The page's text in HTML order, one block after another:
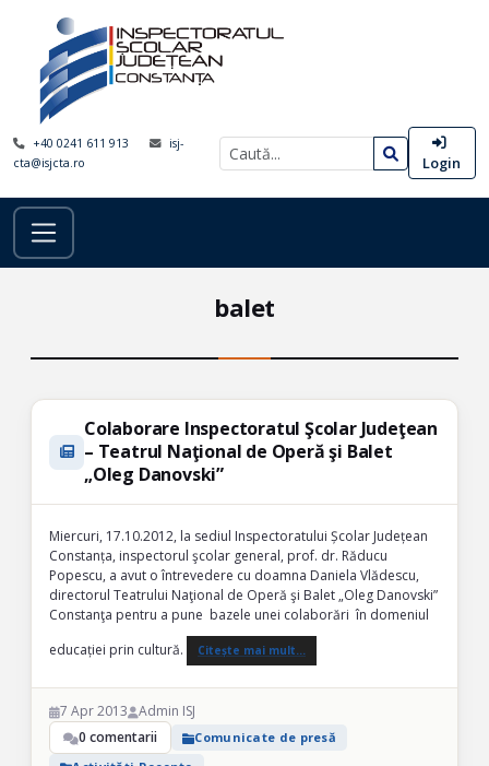
+40 0241 611 913
isj-
cta@isjcta.ro
Login
balet
Colaborare Inspectoratul Şcolar Judeţean
– Teatrul Naţional de Operă şi Balet
„Oleg Danovski”
Miercuri, 17.10.2012, la sediul Inspectoratului Școlar Județean
Constanța, inspectorul şcolar general, prof. dr. Răducu
Popescu, a avut o întrevedere cu doamna Daniela Vlădescu,
directorul Teatrului Naţional de Operă şi Balet „Oleg Danovski”
Constanţa pentru a pune bazele unei colaborări în domeniul
educației prin cultură.
Citește mai mult…
7 Apr 2013
Admin ISJ
0 comentarii
Comunicate de presă